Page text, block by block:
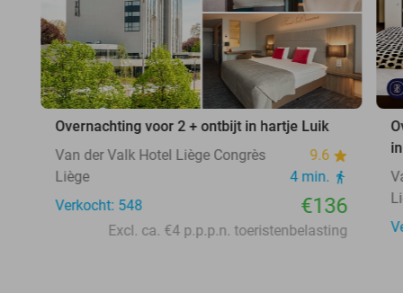
Overnachting voor 2 + ontbijt in hartje Luik
Van der Valk Hotel Liège Congrès
9.6
Liège
4 min.
Verkocht: 548
€136
Excl. ca. €4 p.p.p.n. toeristenbelasting